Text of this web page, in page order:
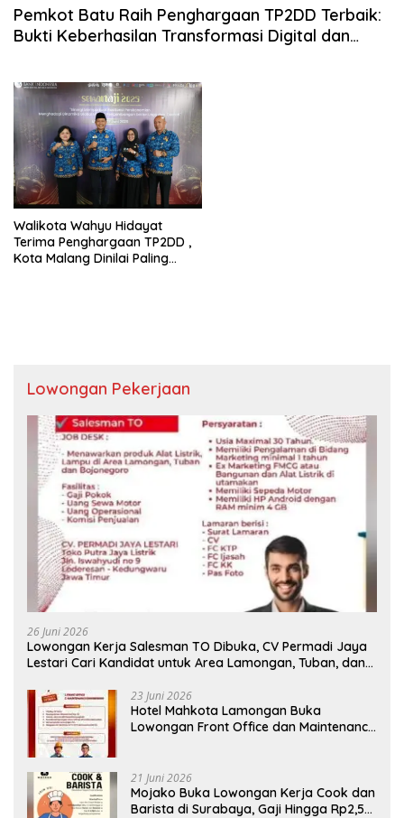
Pemkot Batu Raih Penghargaan TP2DD Terbaik:
Bukti Keberhasilan Transformasi Digital dan
Walikota Wahyu Hidayat
Terima Penghargaan TP2DD ,
Kota Malang Dinilai Paling
Lowongan Pekerjaan
26 Juni 2026
Lowongan Kerja Salesman TO Dibuka, CV Permadi Jaya
Lestari Cari Kandidat untuk Area Lamongan, Tuban, dan
23 Juni 2026
Hotel Mahkota Lamongan Buka
Lowongan Front Office dan Maintenance
21 Juni 2026
Mojako Buka Lowongan Kerja Cook dan
Barista di Surabaya, Gaji Hingga Rp2,5